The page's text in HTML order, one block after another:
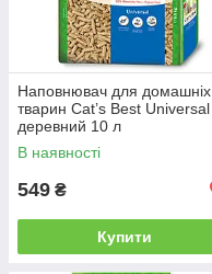
Наповнювач для домашніх
тварин Cat’s Best Universal
деревний 10 л
В наявності
549 ₴
Купити